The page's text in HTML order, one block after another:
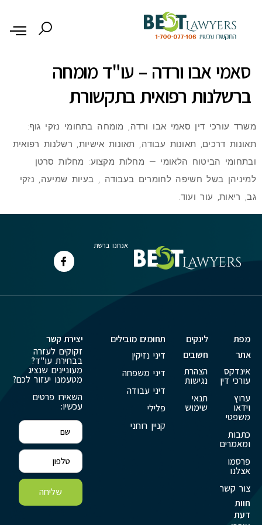
סאמי אבו ורדה – עו"ד מומחה
ברשלנות רפואית בתקשורת
משרד עורכי דין סאמי אבו ורדה, מומחה בתחומי נזקי גוף:
תאונות דרכים, תאונות עבודה, תאונות אישיות, רשלנות רפואית
ובתחומי הביטוח הלאומי — מחלות מקצוע: מחלות סרטן
למיניהן בשל חשיפה לחומרים בעבודה , בעיות שמיעה, נזקי
גב, ריאות, עור ועוד.
אנחנו ברשת
מפת
אתר
אינדקס
עורכי דין
ערוץ
וידאו
משפטי
כתבות
ומאמרים
פרסמו
אצלנו
צור קשר
חוות
דעת
לינקים
חשובים
הצהרת
נגישות
תנאי
שימוש
תחומים מובילים
דיני נזיקין
דיני משפחה
דיני עבודה
פלילי
קניין רוחני
יצירת קשר
זקוקים לעזרה
בבחירת עו"ד?
מעוניינים שנציג
מטעמנו יעזור לכם?
השאירו פרטים
עכשיו:
שליחה